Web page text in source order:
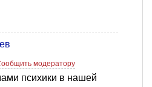
модератору
психики в нашей